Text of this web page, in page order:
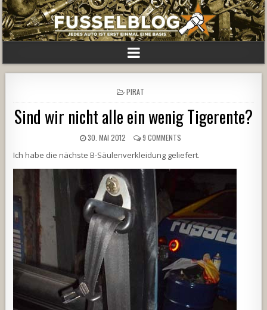
POSTED
IN
PIRAT
Sind wir nicht alle ein wenig Tigerente?
30. MAI 2012 9 COMMENTS
Ich habe die nächste B-Säulenverkleidung geliefert.